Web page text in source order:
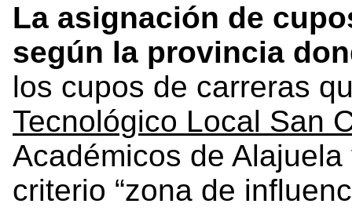
La asignación de
según la provincia
los cupos de carreras
Tecnológico Local San
Académicos de
criterio “zona de